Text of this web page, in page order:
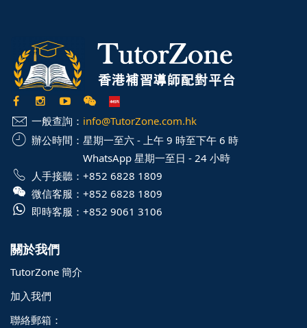
一般查詢： info@TutorZone.com.hk
辦公時間： 星期一至六 - 上午 9 時至下午 6 時
WhatsApp 星期一至日 - 24 小時
人手接聽： +852 6828 1809
微信客服： +852 6828 1809
即時客服： +852 9061 3106
關於我們
TutorZone 簡介
加入我們
聯絡郵箱：